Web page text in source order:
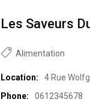
Les Saveurs
Alimentation
Location:
4 Rue
Phone:
0612345678